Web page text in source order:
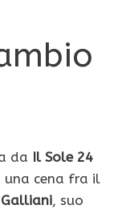
da Il Sole 24
una cena fra il
, suo